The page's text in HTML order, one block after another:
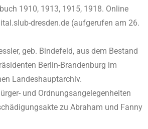
1910, 1913, 1915, 1918. Online
dresden.de (aufgerufen am 26.
geb. Bindefeld, aus dem Bestand
Berlin-Brandenburg im
Landeshauptarchiv.
und Ordnungsangelegenheiten
zu Abraham und Fanny